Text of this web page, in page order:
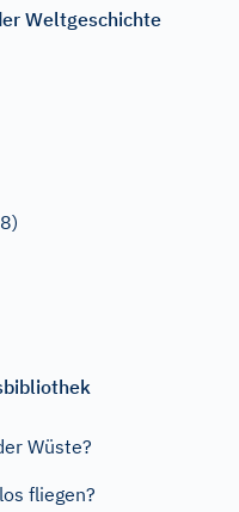
Weltgeschichte
Wüste?
fliegen?